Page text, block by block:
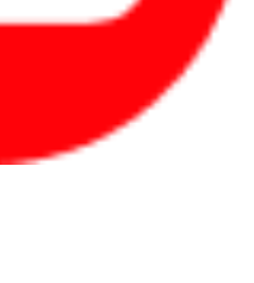
lớn: Máy in laser đen trắng
và trọng lượng lớn hơn so
hoặc máy in phổ thông. Điều
di chuyển và vị trí đặt máy trở
số trường hợp.
tốt không và có nên mua
trường và đánh giá của người
ưu điểm của máy in laser đen